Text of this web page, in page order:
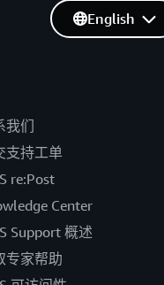
我们
支持工单
re:Post
Center
Support 概述
专家帮助
English